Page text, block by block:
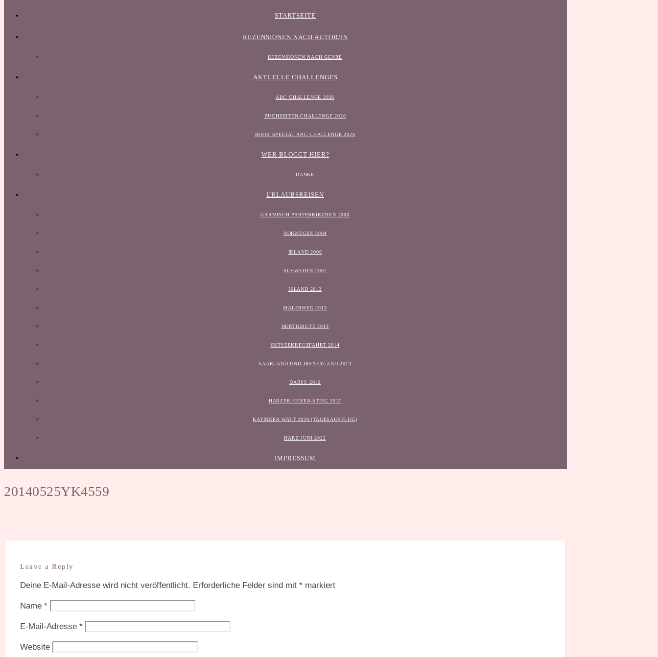
STARTSEITE
REZENSIONEN NACH AUTOR/IN
REZENSIONEN NACH GENRE
AKTUELLE CHALLENGES
ABC CHALLENGE 2026
BUCHSEITEN-CHALLENGE 2026
BOOK SPECIAL ABC CHALLENGE 2026
WER BLOGGT HIER?
DANKE
URLAUBSREISEN
GARMISCH PARTENKIRCHEN 2000
NORWEGEN 2004
IRLAND 2006
SCHWEDEN 2007
ISLAND 2012
MALERWEG 2013
HURTIGRUTE 2013
OSTSEEKREUZFAHRT 2014
SAARLAND UND DISNEYLAND 2014
DARSS 2016
HARZER-HEXEN-STIEG 2017
KATINGER WATT 2020 (TAGESAUSFLUG)
HARZ JUNI 2022
IMPRESSUM
20140525YK4559
Leave a Reply
Deine E-Mail-Adresse wird nicht veröffentlicht. Erforderliche Felder sind mit * markiert
Name *
E-Mail-Adresse *
Website